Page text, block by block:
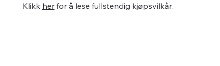
Klikk herfor å lese fullstendig kjøpsvilkår.